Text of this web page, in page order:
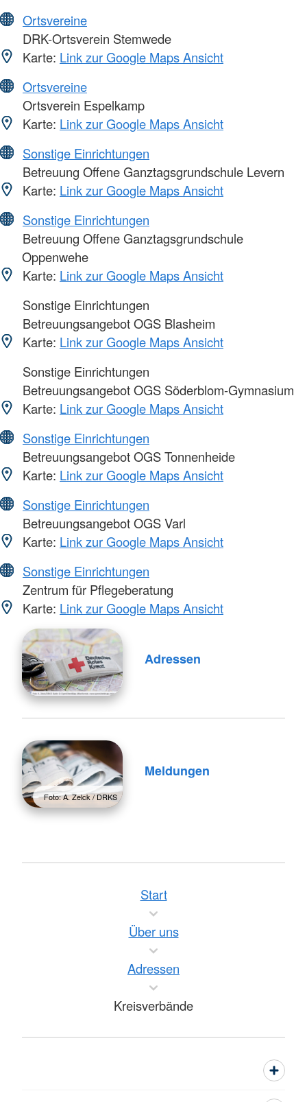
Ortsvereine
DRK-Ortsverein Stemwede
Karte: Link zur Google Maps Ansicht
Ortsvereine
Ortsverein Espelkamp
Karte: Link zur Google Maps Ansicht
Sonstige Einrichtungen
Betreuung Offene Ganztagsgrundschule Levern
Karte: Link zur Google Maps Ansicht
Sonstige Einrichtungen
Betreuung Offene Ganztagsgrundschule
Oppenwehe
Karte: Link zur Google Maps Ansicht
Sonstige Einrichtungen
Betreuungsangebot OGS Blasheim
Karte: Link zur Google Maps Ansicht
Sonstige Einrichtungen
Betreuungsangebot OGS Söderblom-Gymnasium
Karte: Link zur Google Maps Ansicht
Sonstige Einrichtungen
Betreuungsangebot OGS Tonnenheide
Karte: Link zur Google Maps Ansicht
Sonstige Einrichtungen
Betreuungsangebot OGS Varl
Karte: Link zur Google Maps Ansicht
Sonstige Einrichtungen
Zentrum für Pflegeberatung
Karte: Link zur Google Maps Ansicht
Adressen
Foto: A. Zelck / DRKS
Meldungen
Start
Über uns
Adressen
Kreisverbände